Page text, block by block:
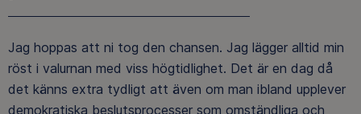
Jag hoppas att ni tog den chansen. Jag lägger alltid min
röst i valurnan med viss högtidlighet. Det är en dag då
det känns extra tydligt att även om man ibland upplever
demokratiska beslutsprocesser som omständliga och